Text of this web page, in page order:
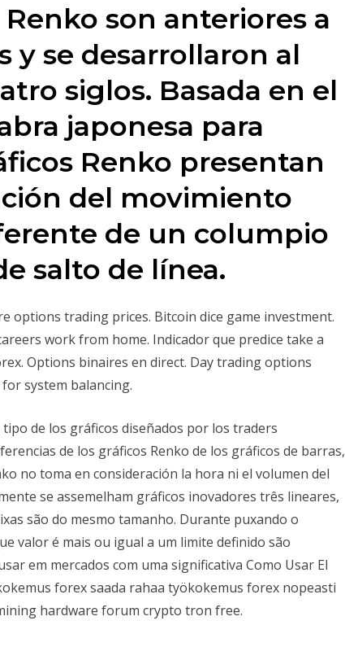
son anteriores a
y se desarrollaron al
siglos. Basada en el
japonesa para
Renko presentan
del movimiento
de un columpio
salto de línea.
options trading prices. Bitcoin dice game investment.
work from home. Indicador que predice take a
Options binaires en direct. Day trading options
system balancing.
de los gráficos diseñados por los traders
de los gráficos Renko de los gráficos de barras,
no toma en consideración la hora ni el volumen del
se assemelham gráficos inovadores três lineares,
são do mesmo tamanho. Durante puxando o
valor é mais ou igual a um limite definido são
em mercados com uma significativa Como Usar El
forex saada rahaa työkokemus forex nopeasti
hardware forum crypto tron free.